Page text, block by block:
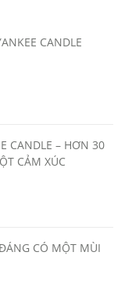
CANDLE
CANDLE – HƠN 30
CẢM XÚC
CÓ MỘT MÙI